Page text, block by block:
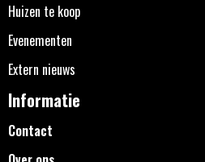
Huizen te koop
Evenementen
Extern nieuws
Informatie
Contact